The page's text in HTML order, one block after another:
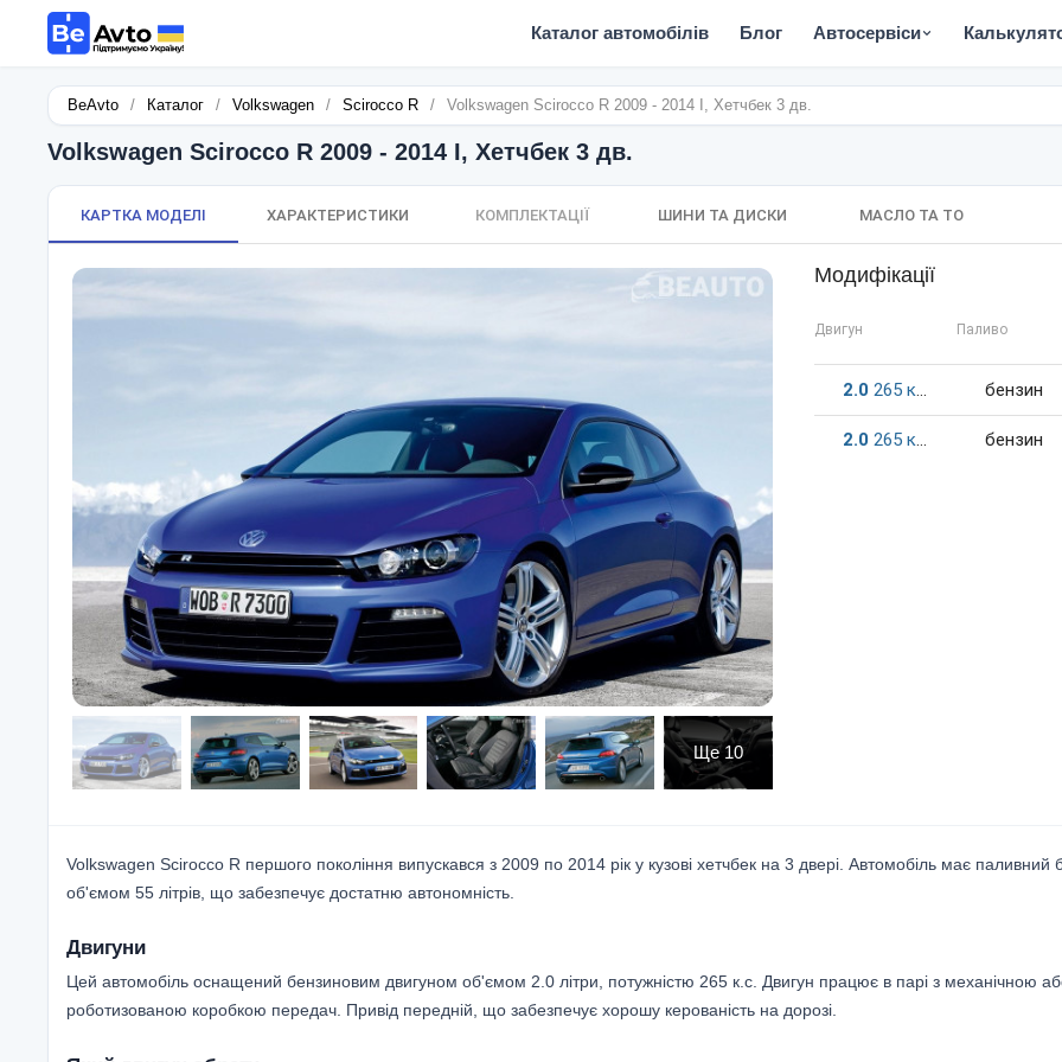
Каталог автомобілів Блог Автосервіси
BeAvto / Каталог / Volkswagen / Scirocco R / Volkswagen Scirocco R 2009 - 2014 I, Хетчбек 3 дв.
Volkswagen Scirocco R 2009 - 2014 I, Хетчбек 3 дв.
КАРТКА МОДЕЛІ ХАРАКТЕРИСТИКИ КОМПЛЕКТАЦІЇ ШИНИ ТА ДИСКИ МАСЛО ТА ТО
Ще 10
Модифікації
Двигун Паливо
2.0 265 к.c. бензин
2.0 265 к.c. бензин
Volkswagen Scirocco R першого покоління випускався з 2009 по 2014 рік у кузові хетчбек на 3 двері. Автомобіль має паливний
об'ємом 55 літрів, що забезпечує достатню автономність.
Двигуни
Цей автомобіль оснащений бензиновим двигуном об'ємом 2.0 літри, потужністю 265 к.с. Двигун працює в парі з механічною
роботизованою коробкою передач. Привід передній, що забезпечує хорошу керованість на дорозі.